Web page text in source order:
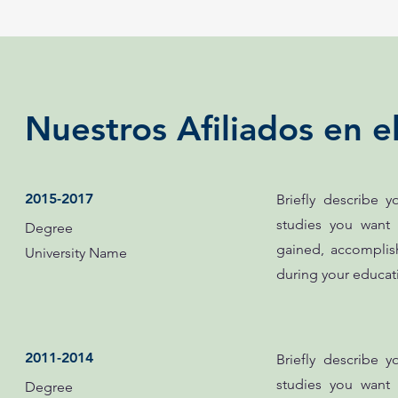
Nuestros Afiliados en
2015-2017
Degree
University Name
Briefly describe
studies you
gained,
during your
2011-2014
Degree
Briefly describe
studies you